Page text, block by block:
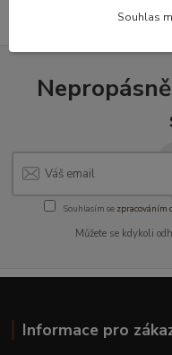
Souhlasím se zpracováním
Můžete se kdykoli
Informace pro
Souhlas